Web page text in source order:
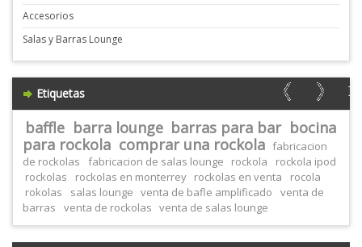
Accesorios
Salas y Barras Lounge
Etiquetas
baffle barra lounge barras para bar bocina
para rockola comprar una rockola fabricacion
de rockolas
fabricacion de salas lounge rockola
rockola ipod
rockolas
rockolas en monterrey rockolas en venta
rocola
rokolas
salas lounge venta de bafle amplificado
venta de
barras
venta de rockolas venta de salas lounge